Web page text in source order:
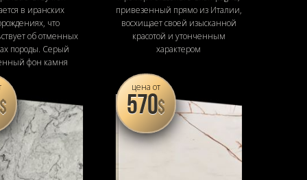
в иранских
что
об отменных
породы. Серый
фон камня
хаотичными
белыми линиями
привезенный прямо из Италии,
восхищает своей изысканной
красотой и утонченным
характером
цена от
570$